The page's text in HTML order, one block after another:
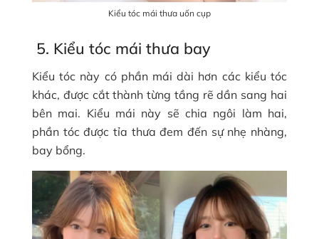
Kiểu tóc mái thưa uốn cụp
5. Kiểu tóc mái thưa bay
Kiểu tóc này có phần mái dài hơn các kiểu tóc
khác, được cắt thành từng tầng rẽ dần sang hai
bên mai. Kiểu mái này sẽ chia ngôi làm hai,
phần tóc được tỉa thưa đem đến sự nhẹ nhàng,
bay bổng.